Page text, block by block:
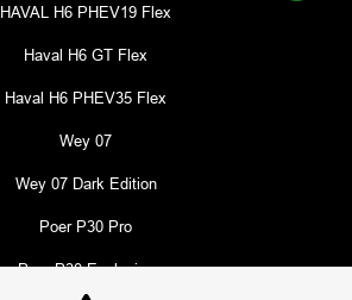
HAVAL H6 PHEV19 Flex
Haval H6 GT Flex
Haval H6 PHEV35 Flex
Wey 07
Wey 07 Dark Edition
Poer P30 Pro
Poer P30 Exclusive